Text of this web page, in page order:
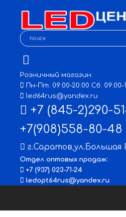
Розничный магазин:
Пн-Пт: 09:00-20:00 Сб: 09:00-
led64rus@yandex.ru
+7 (845-2)290-
+7(908)558-80-48
г.Саратов,ул.Большая
Отдел оптовых продаж:
+7 (937) 023-71-24
ledopt64rus@yandex.ru